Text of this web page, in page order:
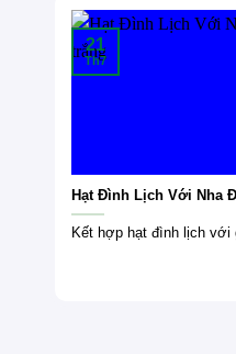
Hạt Đình Lịch Với Nha
Kết hợp hạt đình lịch với
21
Th7